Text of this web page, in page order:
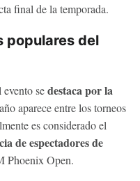
final de la temporada.
populares del
sedestaca por la
aparece entre los torneos
es considerado el
de espectadores de
Phoenix Open.